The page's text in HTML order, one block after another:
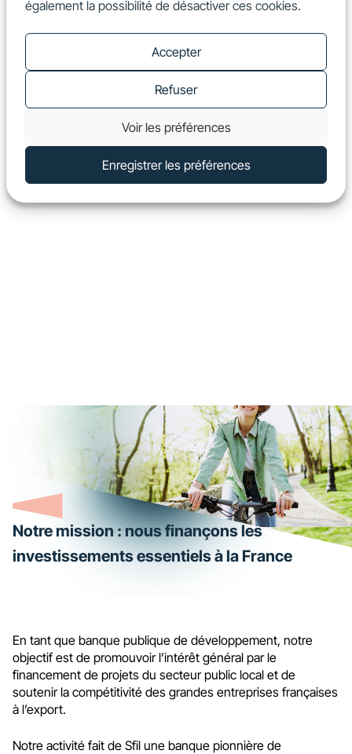
également la possibilité de désactiver ces cookies.
Accepter
Refuser
Voir les préférences
Enregistrer les préférences
Notre mission : nous finançons les
investissements essentiels à la France
En tant que banque publique de développement, notre
objectif est de promouvoir l’intérêt général par le
financement de projets du secteur public local et de
soutenir la compétitivité des grandes entreprises françaises
à l’export.
Notre activité fait de Sfil une banque pionnière de